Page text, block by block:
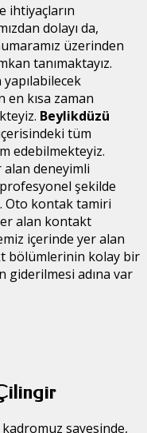
ihtiyaçların
dolayı da,
üzerinden
tanımaktayız.
kısa zaman
Beylikdüzü
tüm
edebilmekteyiz.
alan deneyimli
şekilde
Oto kontak tamiri
alan kontakt
içerinde yer alan
bölümlerinin kolay bir
giderilmesi adına var
sayesinde,